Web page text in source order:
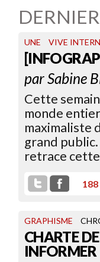
UNE VIVE
parSabine
Cette
monde
maximaliste
grand public.
retrace
188
GRAPHISME
CHARTE
INFORMER